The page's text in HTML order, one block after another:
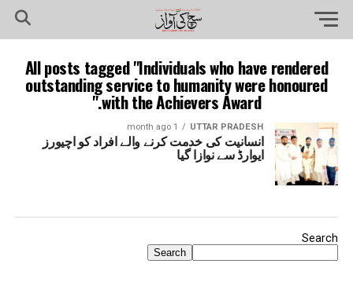
All posts tagged "Individuals who have rendered
outstanding service to humanity were honoured
with the Achievers Award."
UTTAR PRADESH
1 month ago
انسانیت کی خدمت کرنے والے افراد کو اچیورز
ایوارڈ سے نوازا گیا
Search
Search